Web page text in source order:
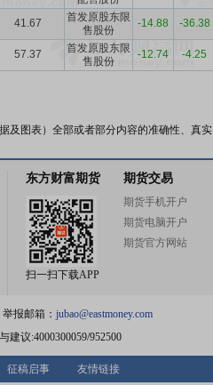
41.67
首发原股东限
售股份
-14.88 -36.38
57.37
首发原股东限
售股份
-12.74 -4.25
及图表）全部或者部分内容的准确性、真实
东方财富期货
扫一扫下载APP
期货交易
期货手机开户
期货电脑开户
期货官方网站
报邮箱： jubao@eastmoney.com
建议:4000300059/952500
征稿启事 友情链接